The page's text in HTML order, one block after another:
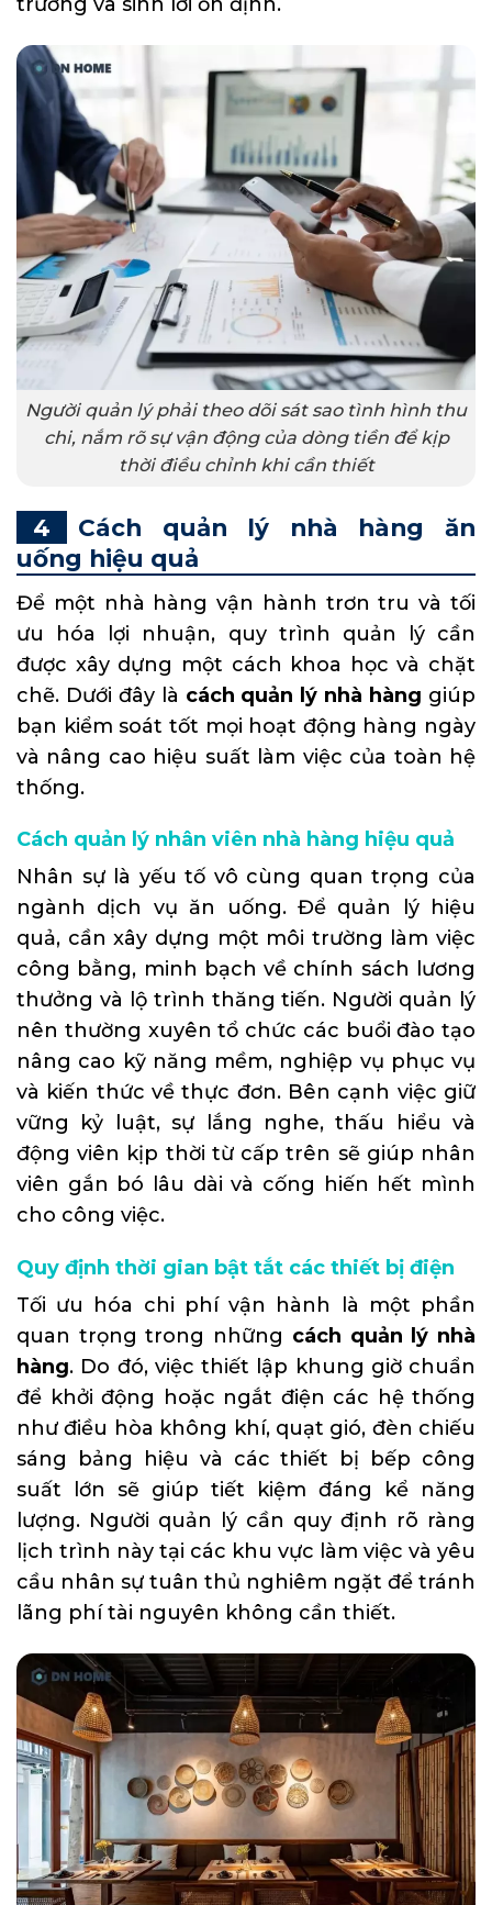
Người quản lý phải theo dõi sát sao tình hình thu
chi, nắm rõ sự vận động của dòng tiền để kịp
thời điều chỉnh khi cần thiết
Cách quản lý nhà hàng ăn
uống hiệu quả
Để một nhà hàng vận hành trơn tru và tối
ưu hóa lợi nhuận, quy trình quản lý cần
được xây dựng một cách khoa học và chặt
chẽ. Dưới đây là cách quản lý nhà hàng giúp
bạn kiểm soát tốt mọi hoạt động hàng ngày
và nâng cao hiệu suất làm việc của toàn hệ
thống.
Cách quản lý nhân viên nhà hàng hiệu quả
Nhân sự là yếu tố vô cùng quan trọng của
ngành dịch vụ ăn uống. Để quản lý hiệu
quả, cần xây dựng một môi trường làm việc
công bằng, minh bạch về chính sách lương
thưởng và lộ trình thăng tiến. Người quản lý
nên thường xuyên tổ chức các buổi đào tạo
nâng cao kỹ năng mềm, nghiệp vụ phục vụ
và kiến thức về thực đơn. Bên cạnh việc giữ
vững kỷ luật, sự lắng nghe, thấu hiểu và
động viên kịp thời từ cấp trên sẽ giúp nhân
viên gắn bó lâu dài và cống hiến hết mình
cho công việc.
Quy định thời gian bật tắt các thiết bị điện
Tối ưu hóa chi phí vận hành là một phần
quan trọng trong những cách quản lý nhà
hàng. Do đó, việc thiết lập khung giờ chuẩn
để khởi động hoặc ngắt điện các hệ thống
như điều hòa không khí, quạt gió, đèn chiếu
sáng bảng hiệu và các thiết bị bếp công
suất lớn sẽ giúp tiết kiệm đáng kể năng
lượng. Người quản lý cần quy định rõ ràng
lịch trình này tại các khu vực làm việc và yêu
cầu nhân sự tuân thủ nghiêm ngặt để tránh
lãng phí tài nguyên không cần thiết.